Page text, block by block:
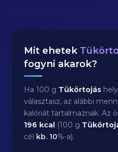
Mit ehetek
fogyni akarok?
Ha 100 g Tükörtojás
választasz, az alábbi
kalóriát tartalmaznak. Az
196 kcal (100 g
cél kb. 10%-a).